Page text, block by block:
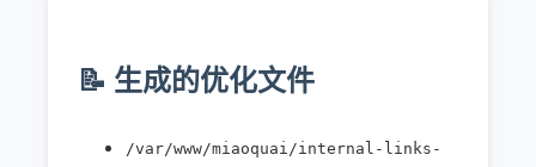
📝 生成的优化文件
/var/www/miaoquai/internal-links-